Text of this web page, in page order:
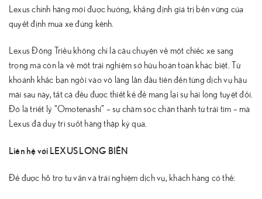
Lexus chính hãng mới được hưởng, khẳng định giá trị bền vững của
quyết định mua xe đúng kênh.
Lexus Đông Triều không chỉ là câu chuyện về một chiếc xe sang
trọng mà còn là về một trải nghiệm sở hữu hoàn toàn khác biệt. Từ
khoảnh khắc bạn ngồi vào vô lăng lần đầu tiên đến từng dịch vụ hậu
mãi sau này, tất cả đều được thiết kế để mang lại sự hài lòng tuyệt đối.
Đó là triết lý “Omotenashi” – sự chăm sóc chân thành từ trái tim – mà
Lexus đã duy trì suốt hàng thập kỷ qua.
Liên hệ với LEXUS LONG BIÊN
Để được hỗ trợ tư vấn và trải nghiệm dịch vụ, khách hàng có thể: